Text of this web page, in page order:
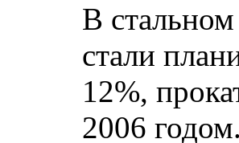
В
стали
12%,
2006